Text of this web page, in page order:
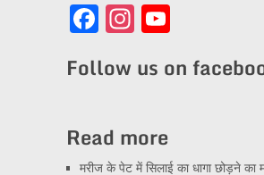
Facebook
Instagram
Follow us on
Read more
मरीज के पेट में सिलाई का धागा छोड़ने का